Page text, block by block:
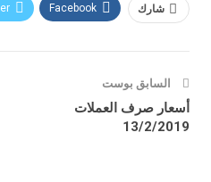
شارك Facebook
السابق بوست
أسعار صرف العملات
13/2/2019